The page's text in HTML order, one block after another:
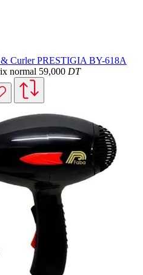
& Curler PRESTIGIA BY-618A
normal 59,000 DT